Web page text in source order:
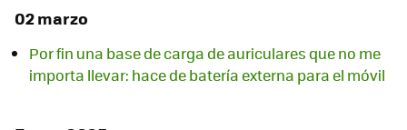
02 marzo
Por fin una base de carga de auriculares que no me
importa llevar: hace de batería externa para el móvil